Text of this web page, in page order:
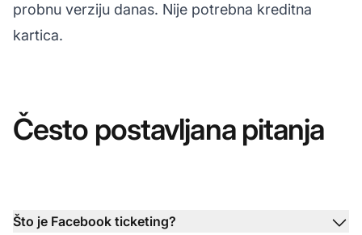
probnu verziju danas. Nije potrebna kreditna
kartica.
Često postavljana pitanja
Što je Facebook ticketing?